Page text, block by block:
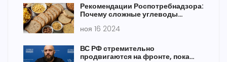
Рекомендации Роспотребнадзора:
Почему сложные углеводы
вашего рациона
ноя 16 2024
ВС РФ стремительно
продвигаются на фронте, пока